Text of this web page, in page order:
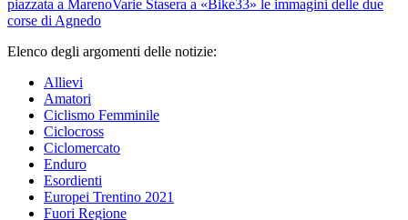
piazzata a MarenoVarie Stasera a «Bike33» le immagini delle due
corse di Agnedo
Elenco degli argomenti delle notizie:
Allievi
Amatori
Ciclismo Femminile
Ciclocross
Ciclomercato
Enduro
Esordienti
Europei Trentino 2021
Fuori Regione